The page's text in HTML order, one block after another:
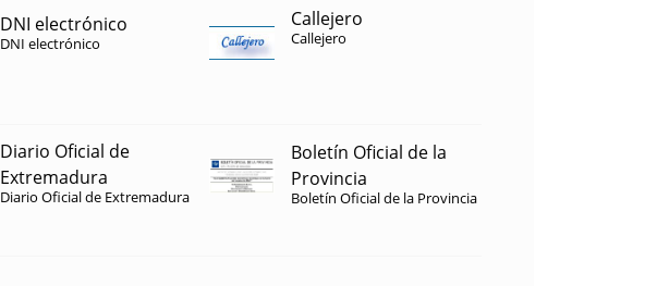
DNI electrónico
DNI electrónico
Callejero
Callejero
Diario Oficial de
Extremadura
Diario Oficial de Extremadura
Boletín Oficial de la
Provincia
Boletín Oficial de la Provincia